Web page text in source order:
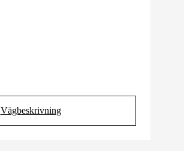
Vägbeskrivning
(Opens in new tab)